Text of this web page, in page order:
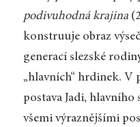
podivuhodná krajina
konstruuje obraz
generací slezské
„hlavních“ hrdinek. V
postava Jadi,
všemi výraznějšími